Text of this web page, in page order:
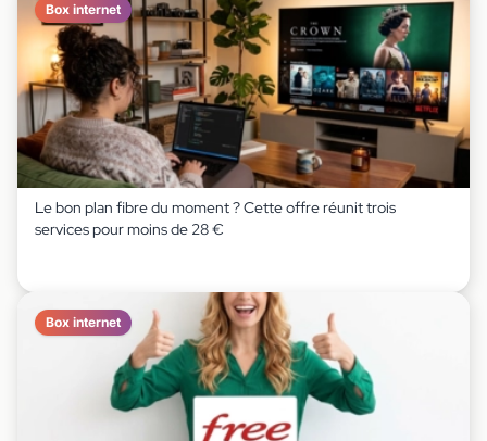
Box internet
Le bon plan fibre du moment ? Cette offre réunit trois
services pour moins de 28 €
Box internet